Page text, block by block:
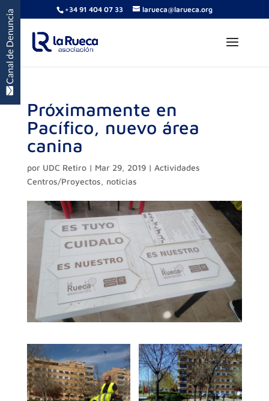
+34 91 404 07 33 larueca@larueca.org
Próximamente en
Pacífico, nuevo área
canina
por UDC Retiro| Mar 29, 2019| Actividades
Centros/Proyectos, noticias